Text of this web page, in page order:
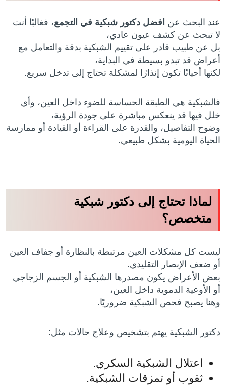
عند البحث عن افضل دكتور شبكية في التجمع، فغالبًا أنت
لا تبحث عن كشف عيون عادي،
بل عن طبيب قادر على تقييم الشبكية بدقة والتعامل مع
أعراض قد تبدو بسيطة في البداية،
لكنها أحيانًا تكون إنذارًا لمشكلة تحتاج إلى تدخل سريع.
فالشبكية هي الطبقة الحساسة للضوء داخل العين، وأي
خلل فيها قد ينعكس مباشرة على جودة الرؤية،
وضوح التفاصيل، والقدرة على القراءة أو القيادة أو ممارسة
الحياة اليومية بشكل طبيعي.
لماذا تحتاج إلى دكتور شبكية
متخصص؟
ليست كل مشكلات العين مرتبطة بالنظارة أو جفاف العين
أو ضعف الإبصار التقليدي.
بعض الأعراض يكون مصدرها الشبكية أو الجسم الزجاجي
أو الأوعية الدموية داخل العين،
وهنا يصبح فحص الشبكية ضروريًا.
دكتور الشبكية يهتم بتشخيص وعلاج حالات مثل:
اعتلال الشبكية السكري.
ثقوب أو تمزقات الشبكية.